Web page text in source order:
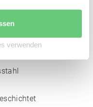
verwenden